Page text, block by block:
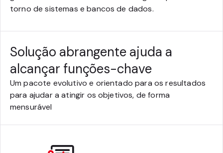
torno de sistemas e bancos de dados.
Solução abrangente ajuda a
alcançar funções-chave
Um pacote evolutivo e orientado para os resultados
para ajudar a atingir os objetivos, de forma
mensurável